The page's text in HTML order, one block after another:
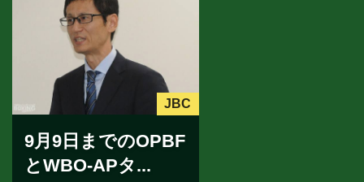
JBC
9月9日までのOPBF
とWBO-APタ...